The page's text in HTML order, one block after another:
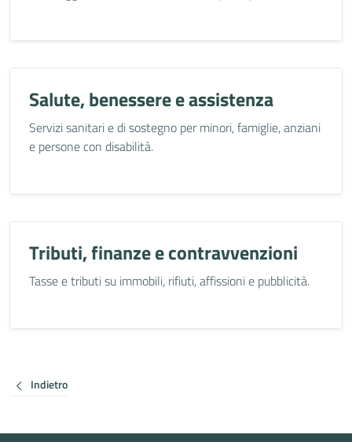
Salute, benessere e assistenza
Servizi sanitari e di sostegno per minori, famiglie, anziani
e persone con disabilità.
Tributi, finanze e contravvenzioni
Tasse e tributi su immobili, rifiuti, affissioni e pubblicità.
Indietro